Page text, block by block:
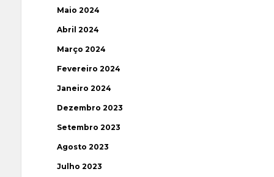
Maio 2024
Abril 2024
Março 2024
Fevereiro 2024
Janeiro 2024
Dezembro 2023
Setembro 2023
Agosto 2023
Julho 2023